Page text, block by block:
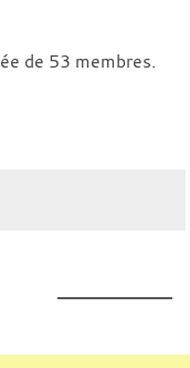
de 53 membres.